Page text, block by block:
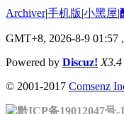
Archiver|手机版|小黑屋|
GMT+8, 2026-8-9 01:57
Powered by Discuz! X3.4
© 2001-2017 Comsenz
黔ICP备19012047号-1